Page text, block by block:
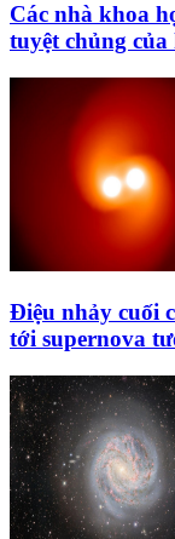
Các nhà khoa
tuyệt chủng
Điệu nhảy cuối
tới supernova